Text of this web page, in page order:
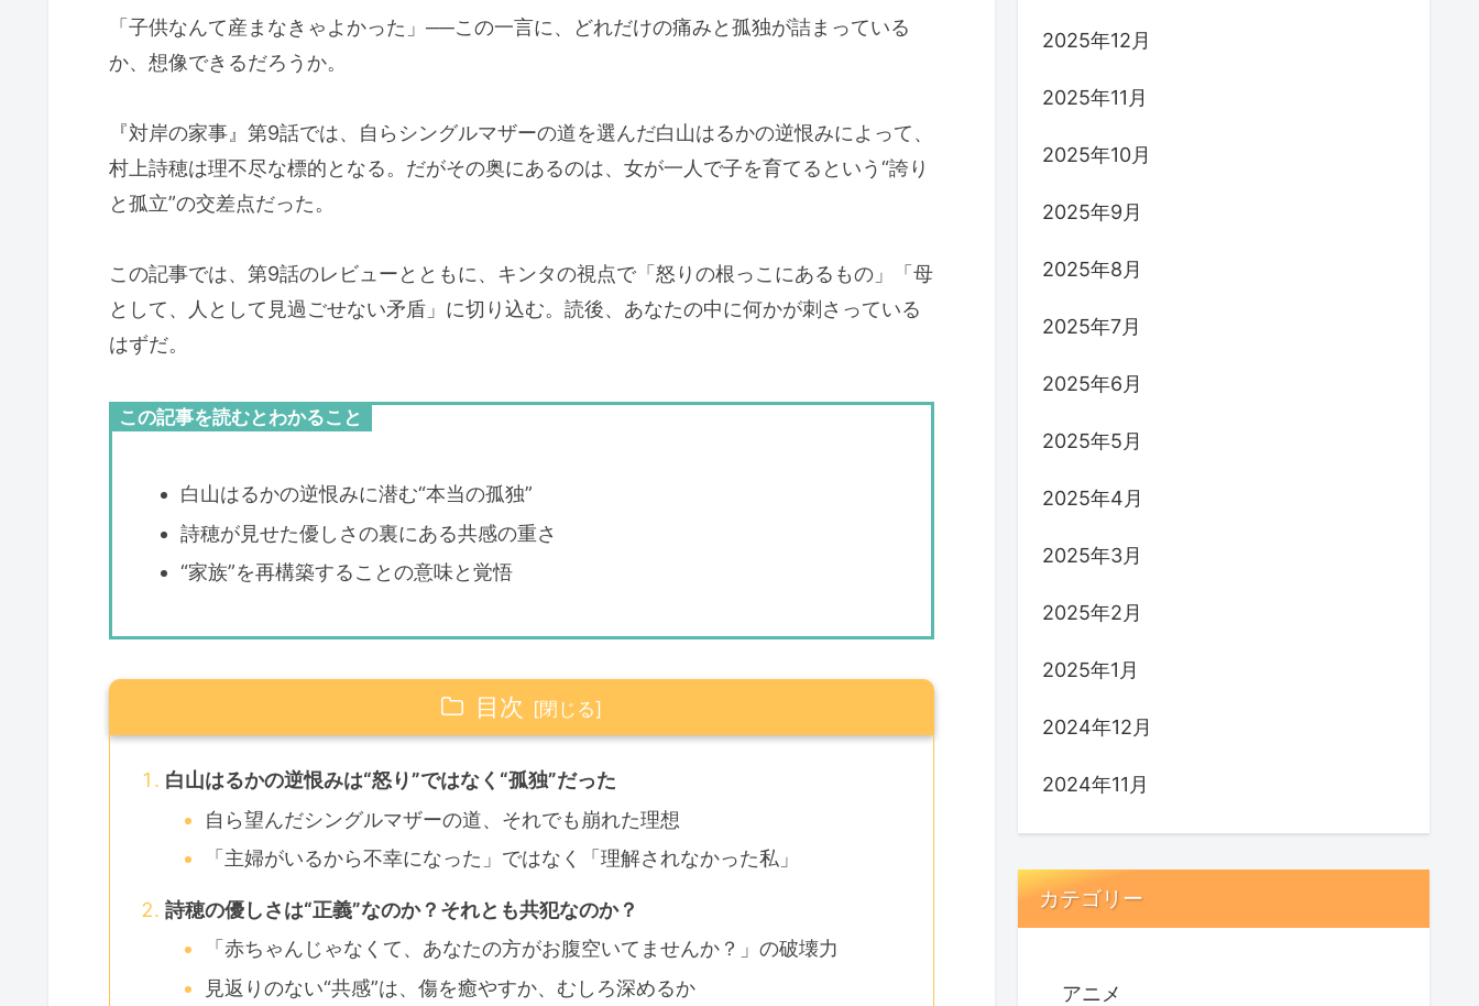
「子供なんて産まなきゃよかった」──この一言に、どれだけの痛みと孤独が詰まっている
か、想像できるだろうか。
『対岸の家事』第9話では、自らシングルマザーの道を選んだ白山はるかの逆恨みによって、
村上詩穂は理不尽な標的となる。だがその奥にあるのは、女が一人で子を育てるという“誇り
と孤立”の交差点だった。
この記事では、第9話のレビューとともに、キンタの視点で「怒りの根っこにあるもの」「母
として、人として見過ごせない矛盾」に切り込む。読後、あなたの中に何かが刺さっている
はずだ。
この記事を読むとわかること
白山はるかの逆恨みに潜む“本当の孤独”
詩穂が見せた優しさの裏にある共感の重さ
“家族”を再構築することの意味と覚悟
目次
白山はるかの逆恨みは“怒り”ではなく“孤独”だった
自ら望んだシングルマザーの道、それでも崩れた理想
「主婦がいるから不幸になった」ではなく「理解されなかった私」
詩穂の優しさは“正義”なのか？それとも共犯なのか？
「赤ちゃんじゃなくて、あなたの方がお腹空いてませんか？」の破壊力
見返りのない“共感”は、傷を癒やすか、むしろ深めるか
2025年12月
2025年11月
2025年10月
2025年9月
2025年8月
2025年7月
2025年6月
2025年5月
2025年4月
2025年3月
2025年2月
2025年1月
2024年12月
2024年11月
カテゴリー
アニメ